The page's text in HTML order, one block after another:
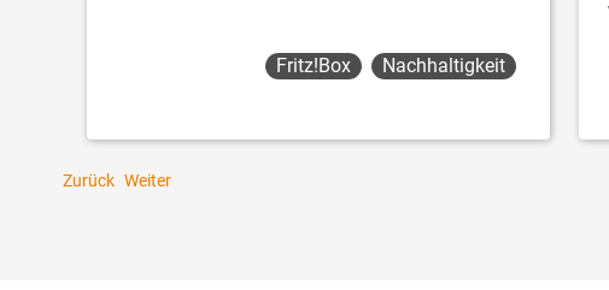
Fritz!box Nachhaltigkeit
Zurück Weiter